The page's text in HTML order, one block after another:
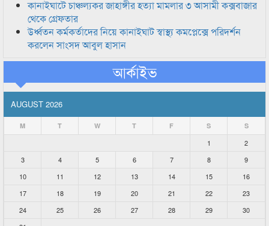
কানাইঘাটে চাঞ্চল্যকর জাহাঙ্গীর হত্যা মামলার ৩ আসামী কক্সবাজার
থেকে গ্রেফতার
উর্ধ্বতন কর্মকর্তাদের নিয়ে কানাইঘাট স্বাস্থ্য কমপ্লেক্সে পরিদর্শন
করলেন সাংসদ আবুল হাসান
আর্কাইভ
AUGUST 2026
M T W T F S S
1
2
3
4 5 6 7 8
9
10
11 12 13 14 15
16
17
18 19 20 21 22
23
24
25 26 27 28 29
30